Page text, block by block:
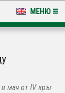
МЕНЮ
мач от IV кръг